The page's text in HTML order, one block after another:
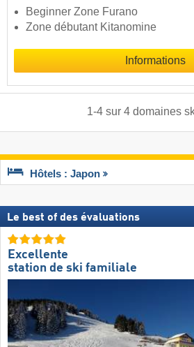
Beginner Zone Furano
Zone débutant Kitanomine
Informations
1-4sur 4 domaines
Hôtels : Japon
Le best of des évaluations
Excellente
station de ski familiale